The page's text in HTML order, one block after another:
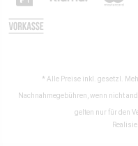
* Alle Preise inkl. gesetzl.
Nachnahmegebühren, wenn nicht
gelten nur für den